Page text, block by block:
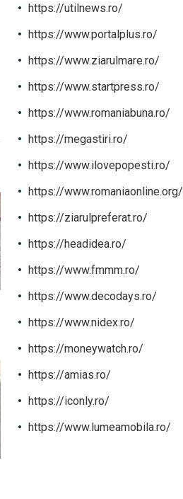
https://utilnews.ro/
https://www.portalplus.ro/
https://www.ziarulmare.ro/
https://www.startpress.ro/
https://www.romaniabuna.ro/
https://megastiri.ro/
https://www.ilovepopesti.ro/
https://www.romaniaonline.org/
https://ziarulpreferat.ro/
https://headidea.ro/
https://www.fmmm.ro/
https://www.decodays.ro/
https://www.nidex.ro/
https://moneywatch.ro/
https://amias.ro/
https://iconly.ro/
https://www.lumeamobila.ro/